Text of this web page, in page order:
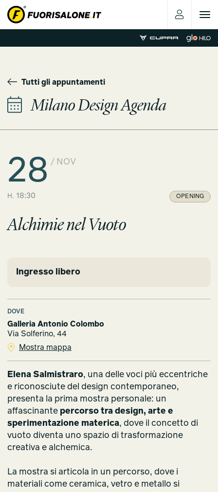
Toggle
Milano Design Agenda
Tutti gli appuntamenti
Alchimie nel Vuoto
28 / NOV
H. 18:30 OPENING
Ingresso libero
DOVE
Galleria Antonio Colombo
Via Solferino, 44
Mostra mappa
Elena Salmistraro, una delle voci più eccentriche
e riconosciute del design contemporaneo,
presenta la prima mostra personale: un
affascinante percorso tra design, arte e
sperimentazione materica, dove il concetto di
vuoto diventa uno spazio di trasformazione
creativa e alchemica.
La mostra si articola in un percorso, dove i
materiali come ceramica, vetro e metallo si